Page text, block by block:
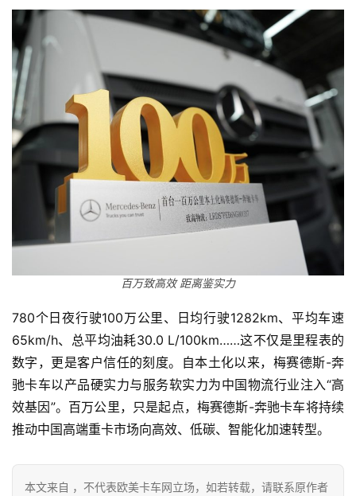
百万致高效 距离鉴实力
780个日夜行驶100万公里、日均行驶1282km、平均车速
65km/h、总平均油耗30.0 L/100km……这不仅是里程表的
数字，更是客户信任的刻度。自本土化以来，梅赛德斯-奔
驰卡车以产品硬实力与服务软实力为中国物流行业注入“高
效基因”。百万公里，只是起点，梅赛德斯-奔驰卡车将持续
推动中国高端重卡市场向高效、低碳、智能化加速转型。
本文来自 ，不代表欧美卡车网立场，如若转载，请联系原作者